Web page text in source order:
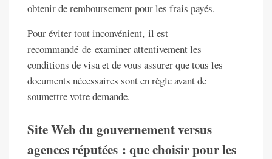
obtenir de remboursement pour les frais payés.
Pour éviter tout inconvénient, il est
recommandé de examiner attentivement les
conditions de visa et de vous assurer que tous les
documents nécessaires sont en règle avant de
soumettre votre demande.
Site Web du gouvernement versus
agences réputées : que choisir pour les